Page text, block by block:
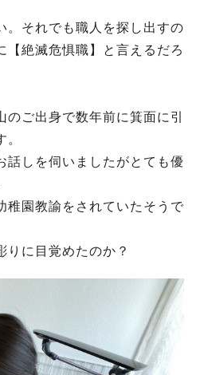
。それでも職人を探し出すの
【絶滅危惧職】と言えるだろ
ご出身で数年前に箕面に引
話しを伺いましたがとても優
稚園教諭をされていたそうで
りに目覚めたのか？